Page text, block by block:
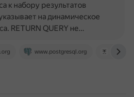
www.postgresql.org otus.ru
к набору результатов
на динамическое
RETURN QUERY не…